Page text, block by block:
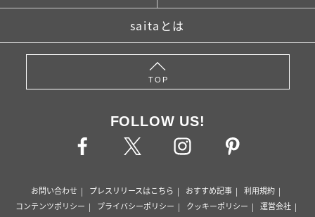
saitaとは
TOP
FOLLOW US!
お問い合わせ プレスリリースはこちら おすすめ記事
利用規約
コンテンツポリシー
プライバシーポリシー クッキーポリシー
運営会社